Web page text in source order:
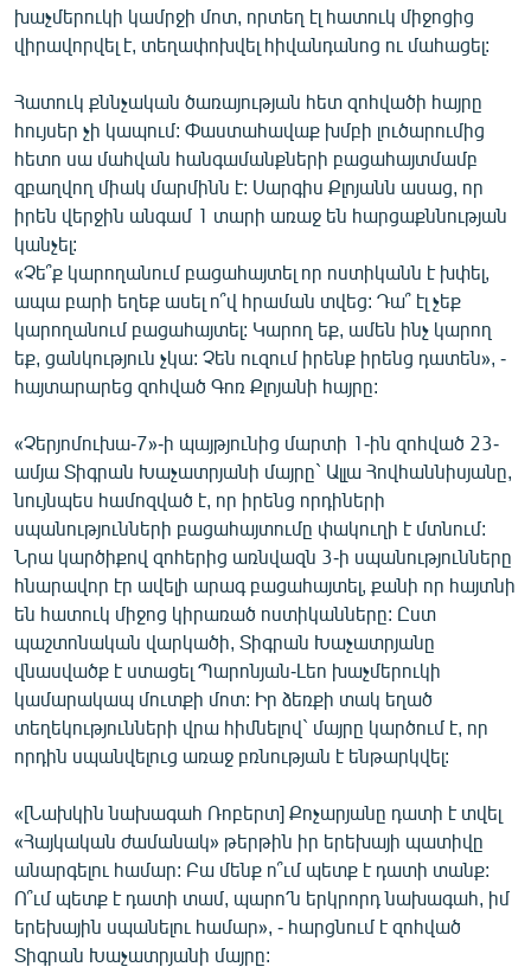
խաչմերուկի կամրջի մոտ, որտեղ էլ հատուկ միջոցից
վիրավորվել է, տեղափոխվել հիվանդանոց ու մահացել:
Հատուկ քննչական ծառայության հետ զոհվածի հայրը
հույսեր չի կապում: Փաստահավաք խմբի լուծարումից
հետո սա մահվան հանգամանքների բացահայտմամբ
զբաղվող միակ մարմինն է: Սարգիս Քլոյանն ասաց, որ
իրեն վերջին անգամ 1 տարի առաջ են հարցաքննության
կանչել:
«Չե՞ք կարողանում բացահայտել որ ոստիկանն է խփել,
ապա բարի եղեք ասել ո՞վ հրաման տվեց: Դա՞ էլ չեք
կարողանում բացահայտել: Կարող եք, ամեն ինչ կարող
եք, ցանկություն չկա: Չեն ուզում իրենք իրենց դատեն», -
հայտարարեց զոհված Գոռ Քլոյանի հայրը:
«Չերյոմուխա-7»-ի պայթյունից մարտի 1-ին զոհված 23-
ամյա Տիգրան Խաչատրյանի մայրը` Ալլա Հովհաննիսյանը,
նույնպես համոզված է, որ իրենց որդիների
սպանությունների բացահայտումը փակուղի է մտնում:
Նրա կարծիքով զոհերից առնվազն 3-ի սպանությունները
հնարավոր էր ավելի արագ բացահայտել, քանի որ հայտնի
են հատուկ միջոց կիրառած ոստիկանները: Ըստ
պաշտոնական վարկածի, Տիգրան Խաչատրյանը
վնասվածք է ստացել Պարոնյան-Լեո խաչմերուկի
կամարակապ մուտքի մոտ: Իր ձեռքի տակ եղած
տեղեկությունների վրա հիմնելով` մայրը կարծում է, որ
որդին սպանվելուց առաջ բռնության է ենթարկվել:
«[Նախկին նախագահ Ռոբերտ] Քոչարյանը դատի է տվել
«Հայկական ժամանակ» թերթին իր երեխայի պատիվը
անարգելու համար: Բա մենք ո՞ւմ պետք է դատի տանք:
Ո՞ւմ պետք է դատի տամ, պարո՛ն երկրորդ նախագահ, իմ
երեխային սպանելու համար», - հարցնում է զոհված
Տիգրան Խաչատրյանի մայրը: